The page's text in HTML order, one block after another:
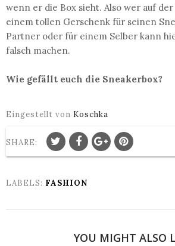
wenn er die Box sieht. Also wer auf der
einem tollen Gerschenk für seinen
Partner oder für einem Selber kann
falsch machen.
Wie gefällt euch die Sneakerbox?
Eingestellt von Koschka
SHARE:
LABELS: FASHION
YOU MIGHT ALSO